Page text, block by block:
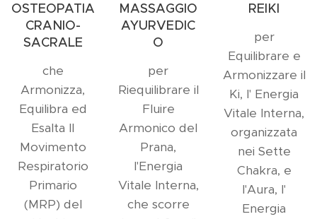
OSTEOPATIA
CRANIO-
SACRALE
che
Armonizza,
Equilibra ed
Esalta Il
Movimento
Respiratorio
Primario
(MRP) del
MASSAGGIO
AYURVEDIC
O
per
Riequilibrare il
Fluire
Armonico del
Prana,
l'Energia
Vitale Interna,
che scorre
REIKI
per
Equilibrare e
Armonizzare il
Ki, l' Energia
Vitale Interna,
organizzata
nei Sette
Chakra, e
l'Aura, l'
Energia